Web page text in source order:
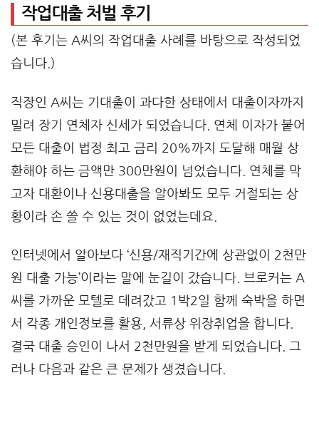
작업대출 처벌 후기
(본 후기는 A씨의 작업대출 사례를 바탕으로 작성되었
습니다.)
직장인 A씨는 기대출이 과다한 상태에서 대출이자까지
밀려 장기 연체자 신세가 되었습니다. 연체 이자가 붙어
모든 대출이 법정 최고 금리 20%까지 도달해 매월 상
환해야 하는 금액만 300만원이 넘었습니다. 연체를 막
고자 대환이나 신용대출을 알아봐도 모두 거절되는 상
황이라 손 쓸 수 있는 것이 없었는데요.
인터넷에서 알아보다 ‘신용/재직기간에 상관없이 2천만
원 대출 가능’이라는 말에 눈길이 갔습니다. 브로커는 A
씨를 가까운 모텔로 데려갔고 1박2일 함께 숙박을 하면
서 각종 개인정보를 활용, 서류상 위장취업을 합니다.
결국 대출 승인이 나서 2천만원을 받게 되었습니다. 그
러나 다음과 같은 큰 문제가 생겼습니다.